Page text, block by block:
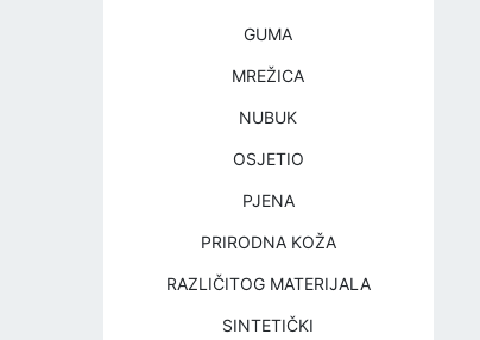
GUMA
MREŽICA
NUBUK
OSJETIO
PJENA
PRIRODNA KOŽA
RAZLIČITOG MATERIJALA
SINTETIČKI